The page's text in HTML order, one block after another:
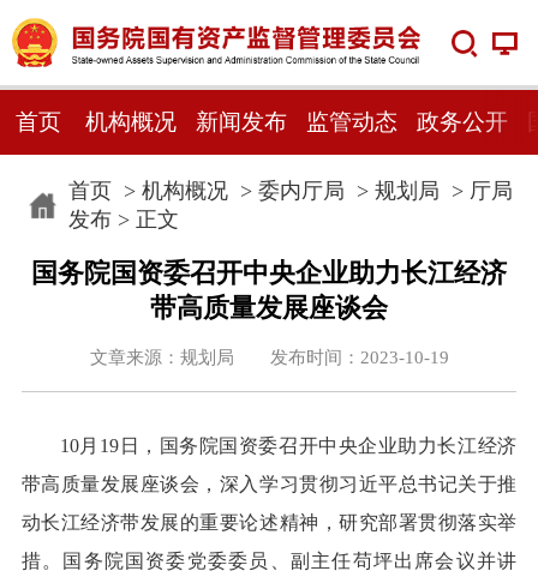
首页 机构概况 新闻发布 监管动态 政务公开
首页> 机构概况> 委内厅局 > 规划局 > 厅局
发布> 正文
国务院国资委召开中央企业助力长江经济
带高质量发展座谈会
文章来源：规划局 发布时间：2023-10-19
10月19日，国务院国资委召开中央企业助力长江经济
带高质量发展座谈会，深入学习贯彻习近平总书记关于推
动长江经济带发展的重要论述精神，研究部署贯彻落实举
措。国务院国资委党委委员、副主任苟坪出席会议并讲